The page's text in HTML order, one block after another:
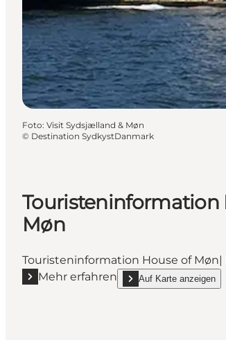
Foto: Visit Sydsjælland & Møn
© Destination SydkystDanmark
Touristeninformation
Møn
Touristeninformation House of Møn|
Mehr erfahren
Mehr erfahren "Touristeninformation
Auf Karte anzeigen
show